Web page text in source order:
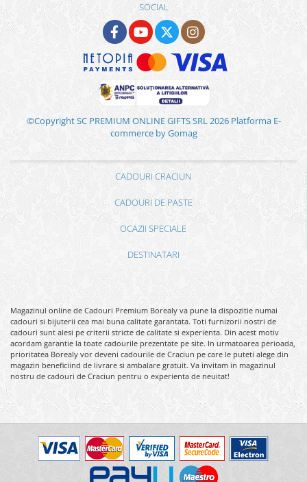
SOCIAL
©Copyright SC PREMIUM ONLINE GIFTS SRL 2026 Platforma E-
commerce by Gomag
CADOURI CRACIUN
CADOURI DE PASTE
OCAZII SPECIALE
DESTINATARI
Magazinul online de Cadouri Premium Borealy va pune la dispozitie numai
cadouri si bijuterii cea mai buna calitate garantata. Toti furnizorii nostri de
cadouri sunt alesi pe criterii stricte de calitate si experienta. Din acest motiv
acordam garantie la toate cadourile prezentate pe site. In urmatoarea perioada,
prioritatea Borealy vor deveni cadourile de Craciun pe care le puteti alege din
magazin beneficiind de livrare si ambalare gratuit. Va invitam in magazinul
nostru de cadouri de Craciun pentru o experienta de neuitat!